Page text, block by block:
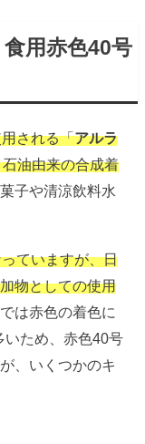
用赤色40号
される「アルラ
油由来の合成着
子や清涼飲料水
ていますが、日
物としての使用
は赤色の着色に
いため、赤色40号
、いくつかのキ